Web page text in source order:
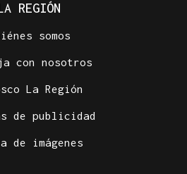
REGIÓN
somos
con nosotros
La Región
de publicidad
de imágenes